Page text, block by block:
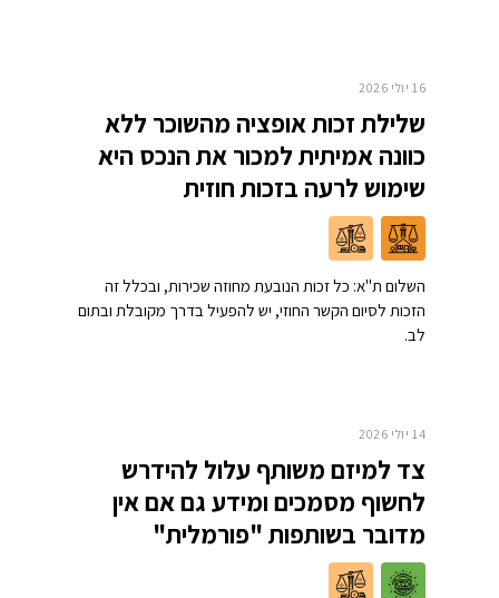
16 יולי 2026
שלילת זכות אופציה מהשוכר ללא
כוונה אמיתית למכור את הנכס היא
שימוש לרעה בזכות חוזית
השלום ת"א: כל זכות הנובעת מחוזה שכירות, ובכלל זה
הזכות לסיום הקשר החוזי, יש להפעיל בדרך מקובלת ובתום
לב.
14 יולי 2026
צד למיזם משותף עלול להידרש
לחשוף מסמכים ומידע גם אם אין
מדובר בשותפות "פורמלית"